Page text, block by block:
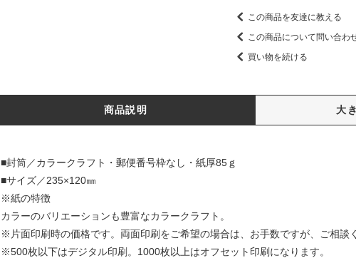
この商品を友達に教える
この商品について問い合わ
買い物を続ける
商品説明 大
■封筒／カラークラフト・郵便番号枠なし・紙厚85ｇ
■サイズ／235×120㎜
※紙の特徴
カラーのバリエーションも豊富なカラークラフト。
※片面印刷時の価格です。両面印刷をご希望の場合は、お手数ですが、ご相談
※500枚以下はデジタル印刷。1000枚以上はオフセット印刷になります。